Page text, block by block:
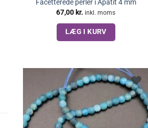
Facetterede perler i Apatit 4 mm
67,00 kr. inkl. moms
LÆG I KURV